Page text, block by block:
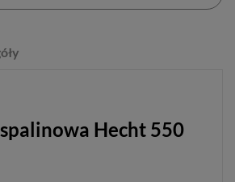
Hecht 550